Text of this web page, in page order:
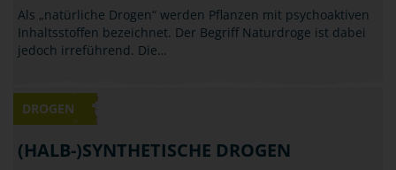
Als „natürliche Drogen“ werden Pflanzen mit psychoaktiven
Inhaltsstoffen bezeichnet. Der Begriff Naturdroge ist dabei
jedoch irreführend. Die…
DROGEN
(HALB-)SYNTHETISCHE DROGEN